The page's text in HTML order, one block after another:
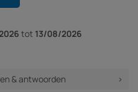
tot 13/08/2026
& antwoorden